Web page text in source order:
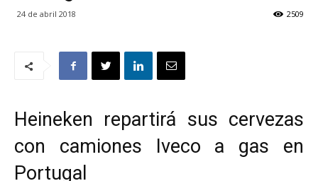
24 de abril 2018 2509
Heineken repartirá sus cervezas
con camiones Iveco a gas en
Portugal